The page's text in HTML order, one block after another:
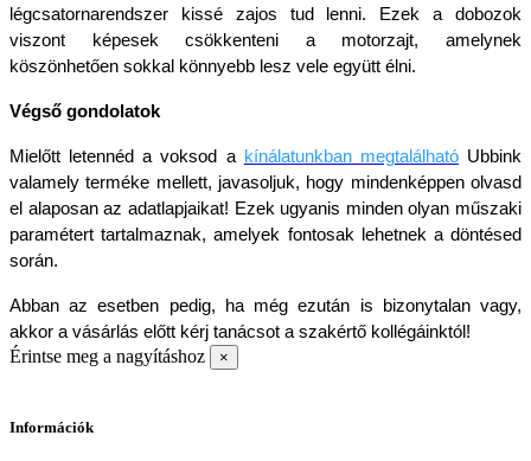
légcsatornarendszer kissé zajos tud lenni. Ezek a dobozok
viszont képesek csökkenteni a motorzajt, amelynek
köszönhetően sokkal könnyebb lesz vele együtt élni.
Végső gondolatok
Mielőtt letennéd a voksod a kínálatunkban megtalálható Ubbink
valamely terméke mellett, javasoljuk, hogy mindenképpen olvasd
el alaposan az adatlapjaikat! Ezek ugyanis minden olyan műszaki
paramétert tartalmaznak, amelyek fontosak lehetnek a döntésed
során.
Abban az esetben pedig, ha még ezután is bizonytalan vagy,
akkor a vásárlás előtt kérj tanácsot a szakértő kollégáinktól!
Érintse meg a nagyításhoz ×
Információk